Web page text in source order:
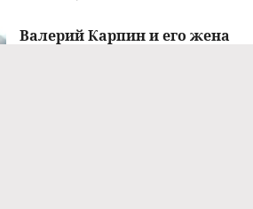
Валерий Карпин и его жена